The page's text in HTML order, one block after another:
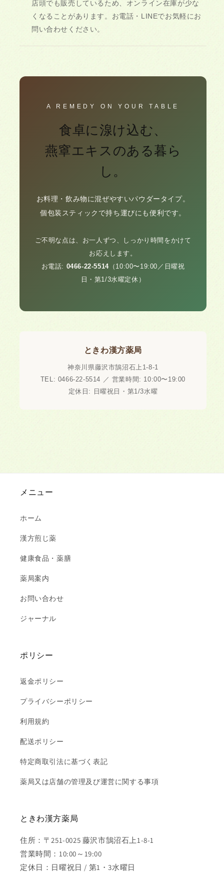
店頭でも販売しているため、オンライン在庫が少な
くなることがあります。お電話・LINEでお気軽にお
問い合わせください。
A REMEDY ON YOUR TABLE
食卓に湶け込む、
燕窧エキスのある暮ら
し。
お料理・飲み物に混ぜやすいパウダータイプ。
個包装スティックで持ち運びにも便利です。
ご不明な点は、お一人ずつ、しっかり時間をかけて
お応えします。
お電話: 0466-22-5514（10:00〜19:00／日曜祝
日・第1/3水曜定休）
ときわ漢方薬局
神奈川県藤沢市鵠沼石上1-8-1
TEL: 0466-22-5514 ／ 営業時間: 10:00〜19:00
定休日: 日曜祝日・第1/3水曜
メニュー
ホーム
漢方煎じ薬
健康食品・薬膳
薬局案内
お問い合わせ
ジャーナル
ポリシー
返金ポリシー
プライバシーポリシー
利用規約
配送ポリシー
特定商取引法に基づく表記
薬局又は店舗の管理及び運営に関する事項
ときわ漢方薬局
住所：〒251-0025 藤沢市鵠沼石上1-8-1
営業時間：10:00～19:00
定休日：日曜祝日 / 第1・3水曜日